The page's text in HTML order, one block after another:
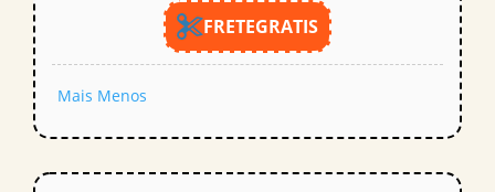
FRETEGRATIS
Mais Menos